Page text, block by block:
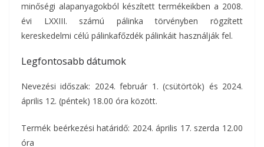
minőségi alapanyagokból készített termékeikben a 2008.
évi LXXIII. számú pálinka törvényben rögzített
kereskedelmi célú pálinkafőzdék pálinkáit használják fel.
Legfontosabb dátumok
Nevezési időszak: 2024. február 1. (csütörtök) és 2024.
április 12. (péntek) 18.00 óra között.
Termék beérkezési határidő: 2024. április 17. szerda 12.00
óra